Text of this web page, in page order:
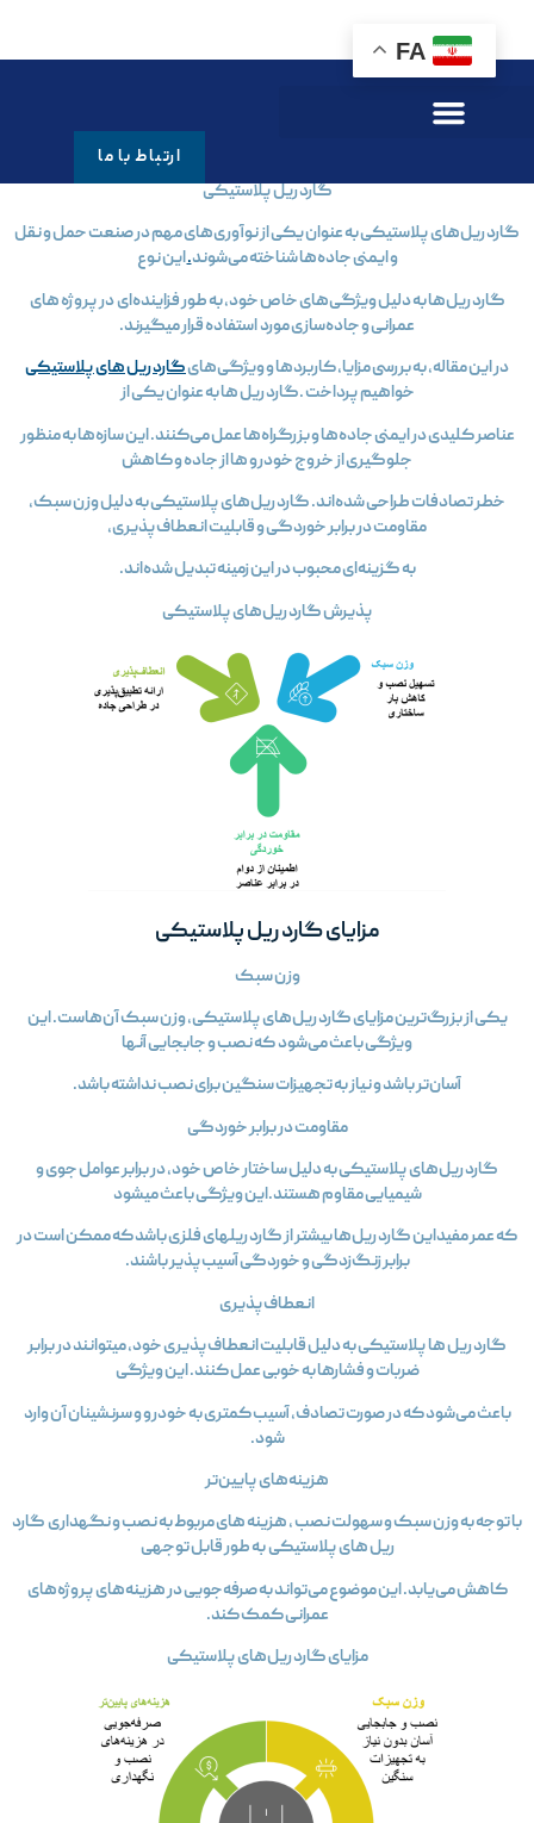
ارتباط با ما گارد ريل پلاستيكي
گارد ریل پلاستیکی
گارد ریل‌های پلاستیکی به عنوان یکی از نوآوری‌های مهم در صنعت حمل و نقل
و ایمنی جاده‌ها شناخته می‌شوند.این نوع
گارد ریل‌ها به دلیل ویژگی‌های خاص خود، به طور فزاینده‌ای در پروژه‌ های
عمرانی و جاده‌سازی مورد استفاده قرار میگیرند.
در این مقاله، به بررسی مزایا، کاربردها و ویژگی‌هایگارد ریل‌ های پلاستیکی
خواهیم پرداخت .گارد ریل‌ ها به عنوان یکی از
عناصر کلیدی در ایمنی جاده‌ها و بزرگراه‌ها عمل می‌کنند. این سازه‌ها به منظور
جلوگیری از خروج خودرو ها از جاده و کاهش
خطر تصادفات طراحی شده‌اند. گارد ریل‌های پلاستیکی به دلیل وزن سبک،
مقاومت در برابر خوردگی و قابلیت انعطاف‌پذیری،
به گزینه‌ای محبوب در این زمینه تبدیل شده‌اند.
پذیرش گارد ریل‌های پلاستیکی
مزایای گارد ریل پلاستیکی
وزن سبک
یکی از بزرگ‌ترین مزایای گارد ریل‌های پلاستیکی، وزن سبک آن‌هاست. این
ویژگی باعث می‌شود که نصب و جابجایی آنها
آسان‌تر باشد و نیاز به تجهیزات سنگین برای نصب نداشته باشد.
مقاومت در برابر خوردگی
گارد ریل‌های پلاستیکی به دلیل ساختار خاص خود، در برابر عوامل جوی و
شیمیایی مقاوم هستند.این ویژگی باعث میشود
که عمر مفیداین گارد ریل‌ها بیشتر از گارد ریلهای فلزی باشد که ممکن است در
برابر زنگ‌زدگی و خوردگی آسیب‌پذیر باشند.
انعطاف‌پذیری
گارد ریل‌ ها پلاستیکی به دلیل قابلیت انعطاف‌پذیری خود، میتوانند در برابر
ضربات و فشارها به خوبی عمل کنند. این ویژگی
باعث می‌شود که در صورت تصادف، آسیب کمتری به خودرو و سرنشینان آن وارد
شود.
هزینه‌های پایین‌تر
توجه به وزن سبک و سهولت نصب ، هزینه‌ های مربوط به نصب و نگهداری گارد
ریل‌ های پلاستیکی به طور قابل توجهی
کاهش می‌یابد. این موضوع می‌تواند به صرفه‌جویی در هزینه‌های پروژه‌های
عمرانی کمک کند.
مزایای گارد ریل‌های پلاستیکی
FA